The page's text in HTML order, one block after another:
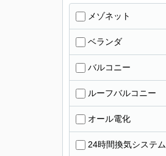
メゾネット
ベランダ
バルコニー
ルーフバルコニー
オール電化
24時間換気システム